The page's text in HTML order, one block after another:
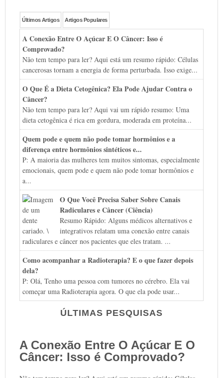
Últimos Artigos Artigos Populares
A Conexão Entre O Açúcar E O Câncer: Isso é
Comprovado?
Não tem tempo para ler? Aqui está um resumo rápido: Células
cancerosas tornam a energia de forma perturbada. Isso exige...
O Que É a Dieta Cetogênica? Ela Pode Ajudar Contra o
Câncer?
Não tem tempo para ler? Aqui vai um rápido resumo: Uma
dieta cetogênica é rica em gordura, moderada em proteína...
Quem pode e quem não pode tomar hormônios e a
diferença entre hormônios sintéticos e...
P: A maioria das mulheres tem muitos sintomas, especialmente
emocionais, quem pode e quem não pode tomar hormônios e
a...
O Que Você Precisa Saber Sobre Canais
Radiculares e Câncer (Ciência)
Resumo Rápido: Alguns médicos alternativos e
integrativos relatam uma conexão entre canais
radiculares e câncer nos pacientes que eles tratam. ...
Como acompanhar a Radioterapia? E o que fazer depois
dela?
P: Olá, Tenho uma pessoa com tumores no cérebro. Ela vai
começar uma Radioterapia agora. O que ela pode usar...
ÚLTIMAS PESQUISAS
A Conexão Entre O Açúcar E O
Câncer: Isso é Comprovado?